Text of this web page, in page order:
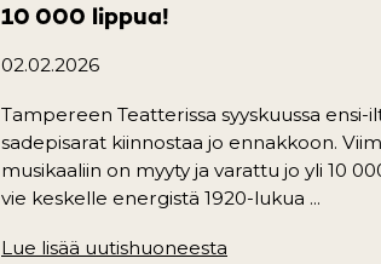
10 000 lippua!
02.02.2026
Tampereen Teatterissa syyskuussa ensi-
sadepisarat kiinnostaa jo ennakkoon.
musikaaliin on myyty ja varattu jo yli 10
vie keskelle energistä 1920-lukua ...
Lue lisää uutishuoneesta